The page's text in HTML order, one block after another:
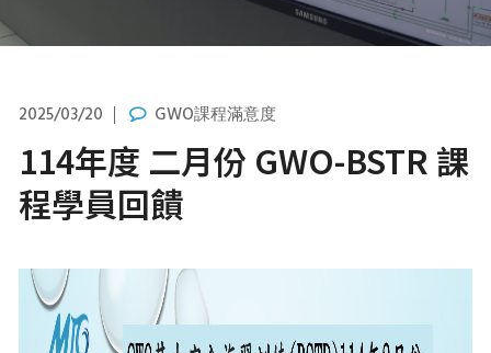
2025/03/20 GWO課程滿意度
114年度 二月份 GWO-BSTR 課
程學員回饋